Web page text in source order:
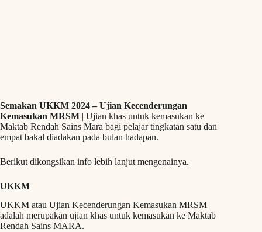
Semakan UKKM 2024 – Ujian Kecenderungan
Kemasukan MRSM | Ujian khas untuk kemasukan ke
Maktab Rendah Sains Mara bagi pelajar tingkatan satu dan
empat bakal diadakan pada bulan hadapan.
Berikut dikongsikan info lebih lanjut mengenainya.
UKKM
UKKM atau Ujian Kecenderungan Kemasukan MRSM
adalah merupakan ujian khas untuk kemasukan ke Maktab
Rendah Sains MARA.